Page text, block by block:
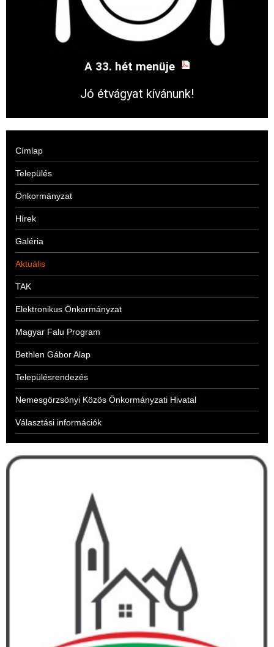
A 33. hét menüje
Jó étvágyat kívánunk!
Címlap
Település
Önkormányzat
Hírek
Galéria
Aktuális
TAK
Elektronikus Önkormányzat
Magyar Falu Program
Bethlen Gábor Alap
Településrendezés
Nemesgörzsönyi Közös Önkormányzati Hivatal
Választási információk